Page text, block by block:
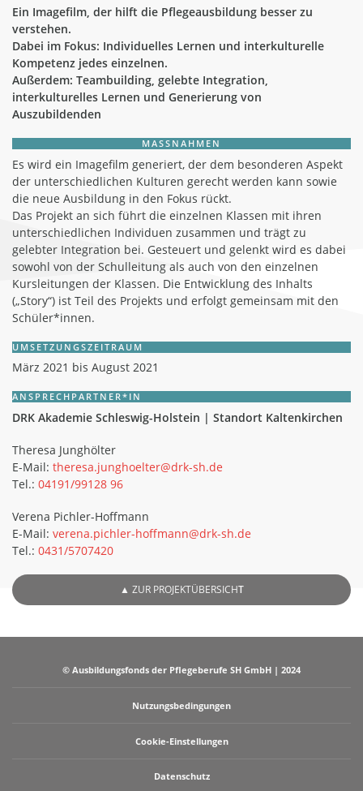
Ein Imagefilm, der hilft die Pflegeausbildung besser zu
verstehen.
Dabei im Fokus: Individuelles Lernen und interkulturelle
Kompetenz jedes einzelnen.
Außerdem: Teambuilding, gelebte Integration,
interkulturelles Lernen und Generierung von
Auszubildenden
MASSNAHMEN
Es wird ein Imagefilm generiert, der dem besonderen Aspekt
der unterschiedlichen Kulturen gerecht werden kann sowie
die neue Ausbildung in den Fokus rückt.
Das Projekt an sich führt die einzelnen Klassen mit ihren
unterschiedlichen Individuen zusammen und trägt zu
gelebter Integration bei. Gesteuert und gelenkt wird es dabei
sowohl von der Schulleitung als auch von den einzelnen
Kursleitungen der Klassen. Die Entwicklung des Inhalts
(„Story“) ist Teil des Projekts und erfolgt gemeinsam mit den
Schüler*innen.
UMSETZUNGSZEITRAUM
März 2021 bis August 2021
ANSPRECHPARTNER*IN
DRK Akademie Schleswig-Holstein | Standort Kaltenkirchen
Theresa Junghölter
E-Mail: theresa.junghoelter@drk-sh.de
Tel.: 04191/99128 96
Verena Pichler-Hoffmann
E-Mail: verena.pichler-hoffmann@drk-sh.de
Tel.: 0431/5707420
▲ ZUR PROJEKTÜBERSICHT
© Ausbildungsfonds der Pflegeberufe SH GmbH | 2024
Nutzungsbedingungen
Cookie-Einstellungen
Datenschutz